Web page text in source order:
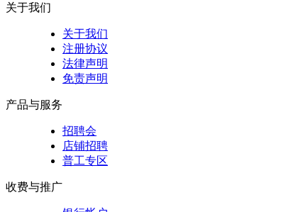
关于我们
关于我们
注册协议
法律声明
免责声明
产品与服务
招聘会
店铺招聘
普工专区
收费与推广